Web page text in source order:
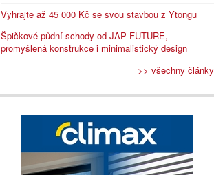
Vyhrajte až 45 000 Kč se svou stavbou z Ytongu
Špičkové půdní schody od JAP FUTURE,
promyšlená konstrukce i minimalistický design
>> všechny články